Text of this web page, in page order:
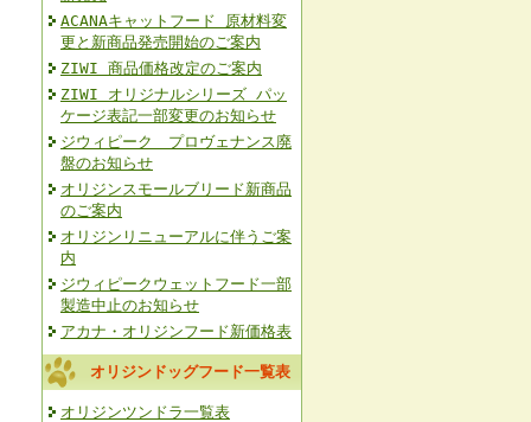
ACANAキャットフード 原材料変
更と新商品発売開始のご案内
ZIWI 商品価格改定のご案内
ZIWI オリジナルシリーズ パッ
ケージ表記一部変更のお知らせ
ジウィピーク プロヴェナンス廃
盤のお知らせ
オリジンスモールブリード新商品
のご案内
オリジンリニューアルに伴うご案
内
ジウィピークウェットフード一部
製造中止のお知らせ
アカナ・オリジンフード新価格表
オリジンドッグフード一覧表
オリジンツンドラ一覧表